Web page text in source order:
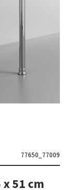
77650_77009
51 cm